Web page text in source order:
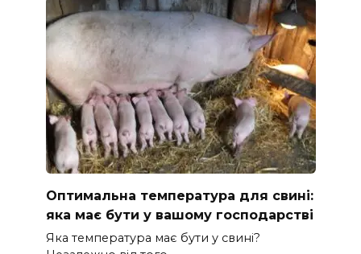
Оптимальна температура для свині:
яка має бути у вашому господарстві
Яка температура має бути у свині?